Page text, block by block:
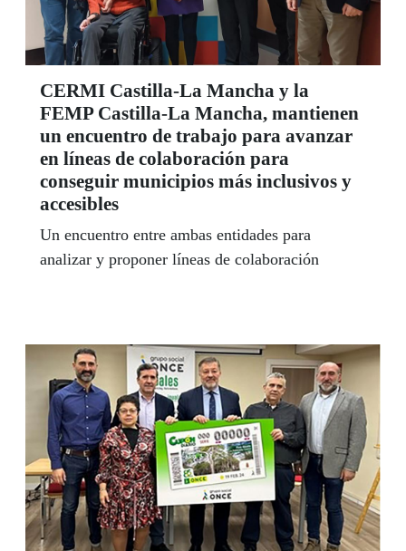
CERMI Castilla-La Mancha y la
FEMP Castilla-La Mancha, mantienen
un encuentro de trabajo para avanzar
en líneas de colaboración para
conseguir municipios más inclusivos y
accesibles
Un encuentro entre ambas entidades para
analizar y proponer líneas de colaboración